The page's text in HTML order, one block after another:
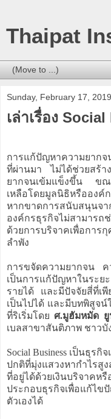
Thaipat
Sunday, February 17, 2019
เล่าเรื่อง
การแก้ปัญหาความยากจ
ที่ผ่านมา ไม่ได้ช่วยสร้า
ยากจนเข้มแข็งขึ้น ขณ
เหลือโดยมูลนิธิหรือองค์
หากขาดการสนับสนุน
องค์กรธุรกิจไม่สามาร
ด้วยการบริจาคเพื่อการ
ลำพัง
การขจัดความยากจน
เป็นการแก้ปัญหาในระย
รายได้ และมีปัจจัยสี่ที่เ
เป็นไปได้ และมีบทพิสูจ
ที่ริเริ่มโดยศ.มูฮัมหมัด
เบลสาขาสันติภาพ ชาวบั
Social Business เป็นธุร
ปกติที่มุ่งแสวงหากำไรสู
ที่อยู่ได้ด้วยเงินบริจาค
ประกอบธุรกิจเพื่อแก้ไข
ตัวเองได้